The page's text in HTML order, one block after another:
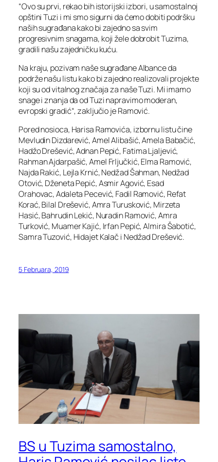
“Ovo su prvi, rekao bih istorijski izbori, u samostalnoj
opštini Tuzi i mi smo sigurni da ćemo dobiti podršku
naših sugrađana kako bi zajedno sa svim
progresivnim snagama, koji žele dobrobit Tuzima,
gradili našu zajedničku kuću.
Na kraju, pozivam naše sugrađane Albance da
podrže našu listu kako bi zajedno realizovali projekte
koji su od vitalnog značaja za naše Tuzi. Mi imamo
snage i znanja da od Tuzi napravimo moderan,
evropski gradić“, zaključio je Ramović.
Pored nosioca, Harisa Ramovića, izbornu listu čine
Mevludin Dizdarević, Amel Alibašić, Amela Babačić,
Hadžo Drešević, Adnan Pepić, Fatima Ljaljević,
Rahman Ajdarpašić, Amel Frljučkić, Elma Ramović,
Najda Rakić, Lejla Krnić, Nedžad Šahman, Nedžad
Otović, Dženeta Pepić, Asmir Agović, Esad
Orahovac, Adaleta Pecević, Fadil Ramović, Refat
Korać, Bilal Drešević, Amra Turusković, Mirzeta
Hasić, Bahrudin Lekić, Nuradin Ramović, Amra
Turković, Muamer Kajić, Irfan Pepić, Almira Šabotić,
Samra Tuzović, Hidajet Kalač i Nedžad Drešević.
5 Februara, 2019
BS u Tuzima samostalno,